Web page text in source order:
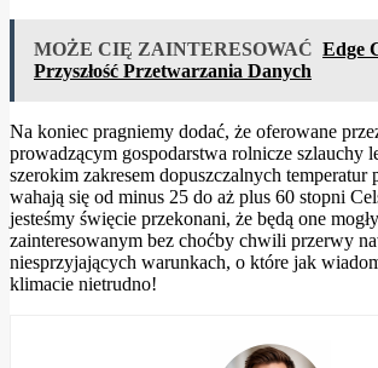
MOŻE CIĘ ZAINTERESOWAĆ Edge
Przyszłość Przetwarzania Danych
Na koniec pragniemy dodać, że oferowane
prowadzącym gospodarstwa rolnicze szlauchy
szerokim zakresem dopuszczalnych temperatur
wahają się od minus 25 do aż plus 60 stopni
jesteśmy święcie przekonani, że będą one
zainteresowanym bez choćby chwili przerwy
niesprzyjających warunkach, o które jak
klimacie nietrudno!